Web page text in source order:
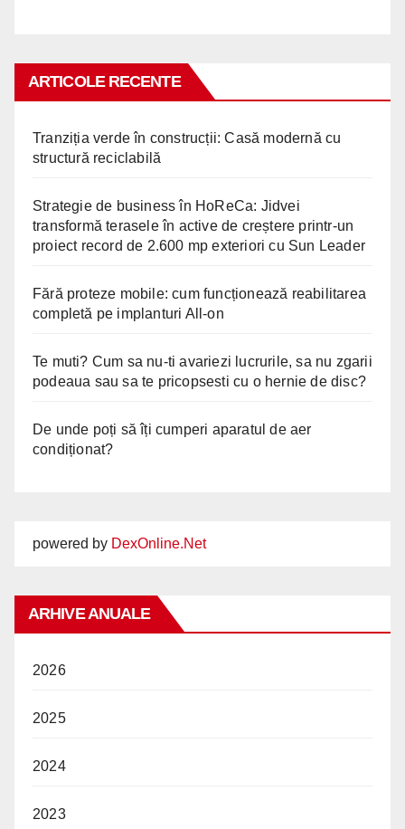
ARTICOLE RECENTE
Tranziția verde în construcții: Casă modernă cu
structură reciclabilă
Strategie de business în HoReCa: Jidvei
transformă terasele în active de creștere printr-un
proiect record de 2.600 mp exteriori cu Sun Leader
Fără proteze mobile: cum funcționează reabilitarea
completă pe implanturi All-on
Te muti? Cum sa nu-ti avariezi lucrurile, sa nu zgarii
podeaua sau sa te pricopsesti cu o hernie de disc?
De unde poți să îți cumperi aparatul de aer
condiționat?
powered by DexOnline.Net
ARHIVE ANUALE
2026
2025
2024
2023